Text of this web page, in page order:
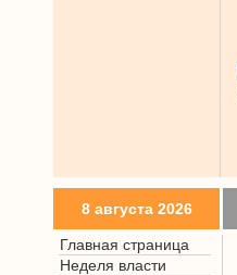
8 августа 2026
Главная страница
Неделя власти